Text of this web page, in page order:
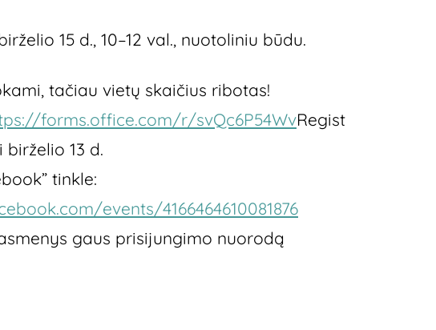
15 d., 10–12 val., nuotoliniu būdu.
tačiau vietų skaičius ribotas!
forms.office.com/r/svQc6P54WvRegist
13 d.
tinkle:
events/4166464610081876
gaus prisijungimo nuorodą